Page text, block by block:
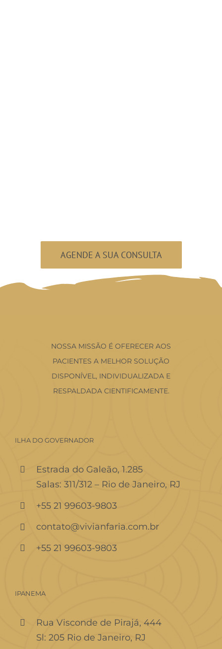
AGENDE A SUA CONSULTA
NOSSA MISSÃO É OFERECER AOS
PACIENTES A MELHOR SOLUÇÃO
DISPONÍVEL, INDIVIDUALIZADA E
RESPALDADA CIENTIFICAMENTE.
ILHA DO GOVERNADOR
Estrada do Galeão, 1.285
Salas: 311/312 – Rio de Janeiro, RJ
+55 21 99603-9803
contato@vivianfaria.com.br
+55 21 99603-9803
IPANEMA
Rua Visconde de Pirajá, 444
Sl: 205 Rio de Janeiro, RJ